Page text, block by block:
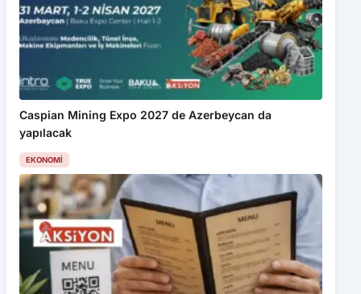
Caspian Mining Expo 2027 de Azerbeycan da
yapılacak
EKONOMI